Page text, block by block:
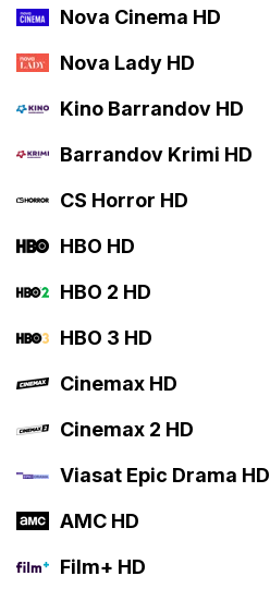
Nova Cinema HD
Nova Lady HD
Kino Barrandov HD
Barrandov Krimi HD
CS Horror HD
HBO HD
HBO 2 HD
HBO 3 HD
Cinemax HD
Cinemax 2 HD
Viasat Epic Drama HD
AMC HD
Film+ HD